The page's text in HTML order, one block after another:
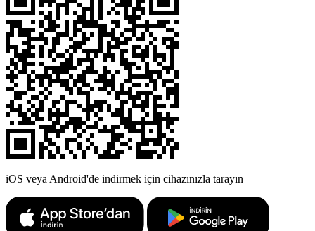
iOS veya Android'de indirmek için cihazınızla tarayın